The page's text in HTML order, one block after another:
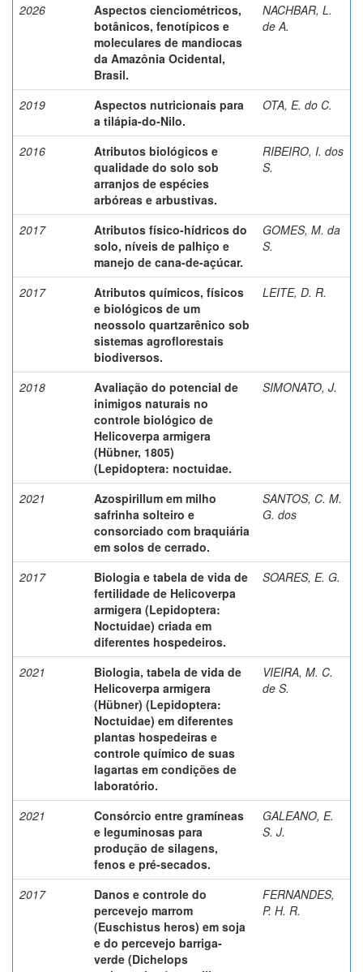
2026
Aspectos cienciométricos,
botânicos, fenotípicos e
moleculares de mandiocas
da Amazônia Ocidental,
Brasil.
NACHBAR, L.
de A.
2019
Aspectos nutricionais para
a tilápia-do-Nilo.
OTA, E. do C.
2016
Atributos biológicos e
qualidade do solo sob
arranjos de espécies
arbóreas e arbustivas.
RIBEIRO, I. dos
S.
2017
Atributos físico-hídricos do
solo, níveis de palhiço e
manejo de cana-de-açúcar.
GOMES, M. da
S.
2017
Atributos químicos, físicos
e biológicos de um
neossolo quartzarênico sob
sistemas agroflorestais
biodiversos.
LEITE, D. R.
2018
Avaliação do potencial de
inimigos naturais no
controle biológico de
Helicoverpa armigera
(Hübner, 1805)
(Lepidoptera: noctuidae.
SIMONATO, J.
2021
Azospirillum em milho
safrinha solteiro e
consorciado com braquiária
em solos de cerrado.
SANTOS, C. M.
G. dos
2017
Biologia e tabela de vida de
fertilidade de Helicoverpa
armigera (Lepidoptera:
Noctuidae) criada em
diferentes hospedeiros.
SOARES, E. G.
2021
Biologia, tabela de vida de
Helicoverpa armigera
(Hübner) (Lepidoptera:
Noctuidae) em diferentes
plantas hospedeiras e
controle químico de suas
lagartas em condições de
laboratório.
VIEIRA, M. C.
de S.
2021
Consórcio entre gramíneas
e leguminosas para
produção de silagens,
fenos e pré-secados.
GALEANO, E.
S. J.
2017
Danos e controle do
percevejo marrom
(Euschistus heros) em soja
e do percevejo barriga-
verde (Dichelops
FERNANDES,
P. H. R.